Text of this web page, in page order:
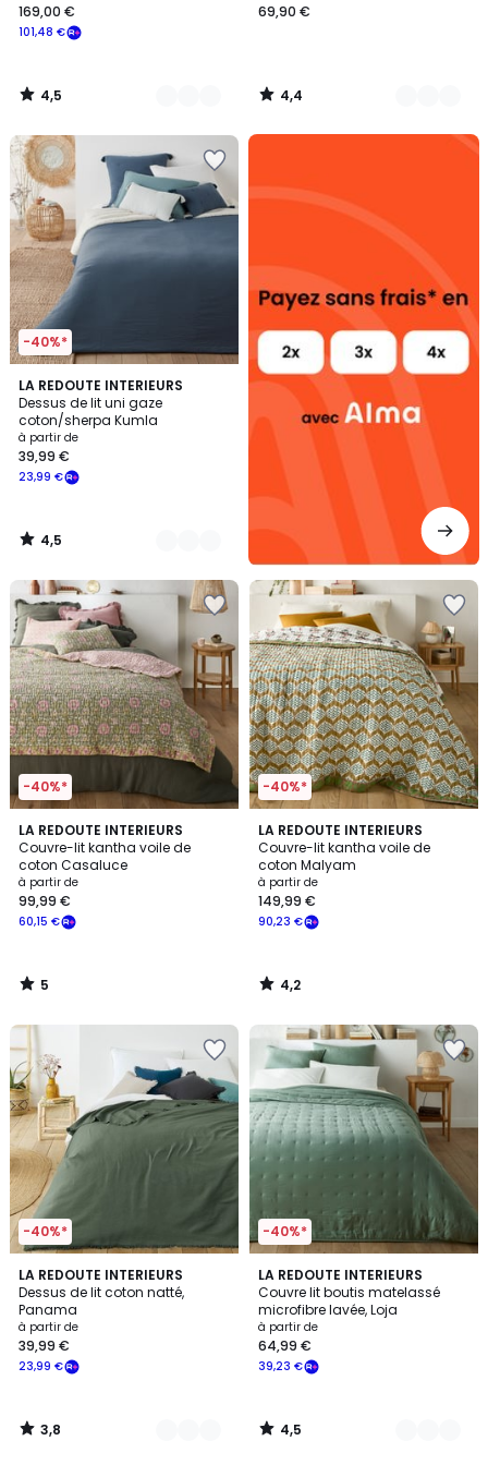
101,48 €
169,00 €
4,5
/
69,90 €
4,4
/
-40%*
LA REDOUTE INTERIEURS
Dessus de lit uni gaze
coton/sherpa Kumla
à partir de
23,99 €
39,99 €
4,5
/ 5
5
Couleurs
4,5
/
Alma
sans
-40%*
LA REDOUTE INTERIEURS
Couvre-lit kantha voile de
coton Casaluce
à partir de
60,15 €
99,99 €
5
/
5
5
/
-40%*
LA REDOUTE INTERIEURS
Couvre-lit kantha voile de
coton Malyam
à partir de
90,23 €
149,99 €
4,2
/ 5
4,2
/
-40%*
LA REDOUTE INTERIEURS
Dessus de lit coton natté,
Panama
à partir de
23,99 €
39,99 €
3,8
/ 5
5
Couleurs
3,8
/
-40%*
LA REDOUTE INTERIEURS
Couvre lit boutis matelassé
microfibre lavée, Loja
à partir de
39,23 €
64,99 €
4,5
/ 5
5
Couleurs
4,5
/